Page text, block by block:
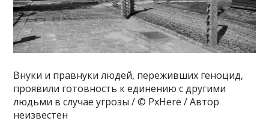
Внуки и правнуки людей, переживших геноцид,
проявили готовность к единению с другими
людьми в случае угрозы / © PxHere / Автор
неизвестен